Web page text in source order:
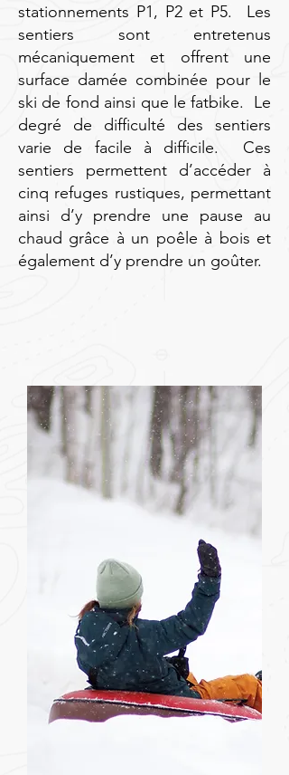
stationnements P1, P2 et P5. Les
sentiers sont entretenus
mécaniquement et offrent une
surface damée combinée pour le
ski de fond ainsi que le fatbike. Le
degré de difficulté des sentiers
varie de facile à difficile. Ces
sentiers permettent d’accéder à
cinq refuges rustiques, permettant
ainsi d’y prendre une pause au
chaud grâce à un poêle à bois et
également d’y prendre un goûter.